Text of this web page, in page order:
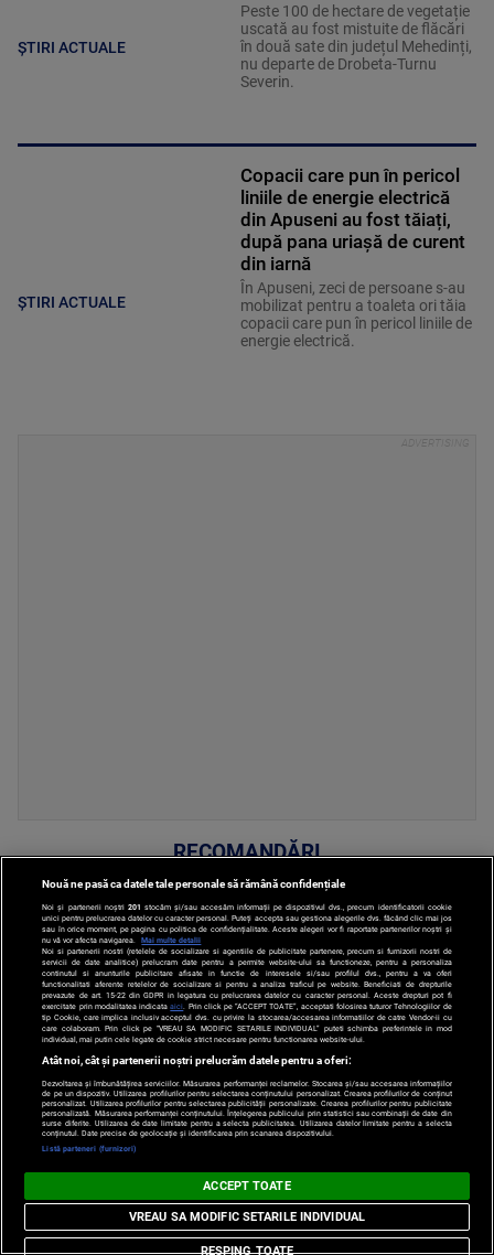
ȘTIRI ACTUALE
Peste 100 de hectare de vegetație
uscată au fost mistuite de flăcări
în două sate din județul Mehedinți,
nu departe de Drobeta-Turnu
Severin.
ȘTIRI ACTUALE
Copacii care pun în pericol
liniile de energie electrică
din Apuseni au fost tăiați,
după pana uriașă de curent
din iarnă
În Apuseni, zeci de persoane s-au
mobilizat pentru a toaleta ori tăia
copacii care pun în pericol liniile de
energie electrică.
RECOMANDĂRI
STIRI POLITICE
Vot decizional. Legea
biodiversităţii a fost
adoptată în Senat. USR,
despre modificările aduse
de PSD: O "trădare"
Proiectul de lege privind Strategia
naţională pentru conservarea
biodiversităţii a fost din nou
dezbătut, astăzi, în plenul
Senatului, după ce a fost modificat
"suplimentar" în plenul Camerei
Deputaţilor. În urmă cu puțin timp,
legea a fost adoptată.
Reuters: Escaladarea
Nouă ne pasă ca datele tale personale să rămână confidențiale
Noi și partenerii noștri 201 stocăm și/sau accesăm informații pe dispozitivul dvs., precum identificatorii cookie
unici pentru prelucrarea datelor cu caracter personal. Puteți accepta sau gestiona alegerile dvs. făcând clic mai jos
sau în orice moment, pe pagina cu politica de confidențialitate. Aceste alegeri vor fi raportate partenerilor noștri și
nu vă vor afecta navigarea.
Mai multe detalii
Noi si partenerii nostri (retelele de socializare si agentiile de publicitate partenere, precum si furnizorii nostri de
servicii de date analitice) prelucram date pentru a permite website-ului sa functioneze, pentru a personaliza
continutul si anunturile publicitare afisate in functie de interesele si/sau profilul dvs., pentru a va oferi
functionalitati aferente retelelor de socializare si pentru a analiza traficul pe website. Beneficiati de drepturile
prevazute de art. 15-22 din GDPR in legatura cu prelucrarea datelor cu caracter personal. Aceste drepturi pot fi
exercitate prin modalitatea indicataaici . Prin click pe “ACCEPT TOATE”, acceptati folosirea tuturor Tehnologiilor de
tip Cookie, care implica inclusiv acceptul dvs. cu privire la stocarea/accesarea informatiilor de catre Vendor-ii cu
care colaboram. Prin click pe “VREAU SA MODIFIC SETARILE INDIVIDUAL” puteti schimba preferintele in mod
individual, mai putin cele legate de cookie strict necesare pentru functionarea website-ului.
Atât noi, cât și partenerii noștri prelucrăm datele pentru a oferi:
Dezvoltarea și îmbunătățirea serviciilor. Măsurarea performanței reclamelor. Stocarea și/sau accesarea informațiilor
de pe un dispozitiv. Utilizarea profilurilor pentru selectarea conținutului personalizat. Crearea profilurilor de conținut
personalizat. Utilizarea profilurilor pentru selectarea publicității personalizate. Crearea profilurilor pentru publicitate
personalizată. Măsurarea performanței conținutului. Înțelegerea publicului prin statistici sau combinații de date din
surse diferite. Utilizarea de date limitate pentru a selecta publicitatea. Utilizarea datelor limitate pentru a selecta
conținutul. Date precise de geolocație și identificarea prin scanarea dispozitivului.
Listă parteneri (furnizori)
ACCEPT TOATE
RESPING TOATE
VREAU SA MODIFIC SETARILE INDIVIDUAL